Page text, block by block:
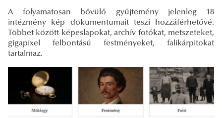
A folyamatosan bővülő gyűjtemény jelenleg 18
intézmény kép dokumentumait teszi hozzáférhetővé.
Többet között képeslapokat, archív fotókat, metszeteket,
gigapixel felbontású festményeket, falikárpitokat
tartalmaz.